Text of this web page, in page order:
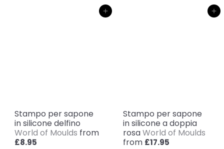
Aggiungi al carrello
Stampo per sapone
in silicone delfino
World of Moulds from
£8.95
Aggiungi al carrello
Stampo per sapone
in silicone a doppia
rosaWorld of Moulds
from £17.95